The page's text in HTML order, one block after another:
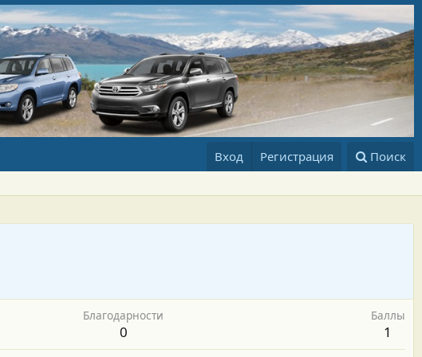
Вход Регистрация Поиск
Благодарности
0
Баллы
1